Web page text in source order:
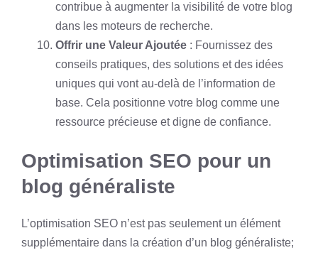
contribue à augmenter la visibilité de votre blog
dans les moteurs de recherche.
Offrir une Valeur Ajoutée : Fournissez des
conseils pratiques, des solutions et des idées
uniques qui vont au-delà de l’information de
base. Cela positionne votre blog comme une
ressource précieuse et digne de confiance.
Optimisation SEO pour un
blog généraliste
L’optimisation SEO n’est pas seulement un élément
supplémentaire dans la création d’un blog généraliste;